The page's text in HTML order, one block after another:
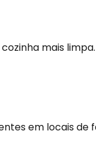
mais
em locais de